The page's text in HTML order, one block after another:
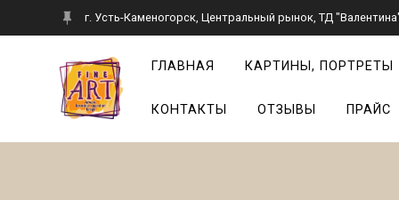
г. Усть-Каменогорск, Центральный рынок, ТД
ГЛАВНАЯ КАРТИНЫ, ПОРТРЕТЫ
КОНТАКТЫ ОТЗЫВЫ ПРАЙС